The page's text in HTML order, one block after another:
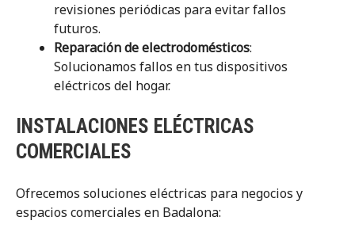
revisiones periódicas para evitar fallos
futuros.
Reparación de electrodomésticos:
Solucionamos fallos en tus dispositivos
eléctricos del hogar.
INSTALACIONES ELÉCTRICAS
COMERCIALES
Ofrecemos soluciones eléctricas para negocios y
espacios comerciales en Badalona: